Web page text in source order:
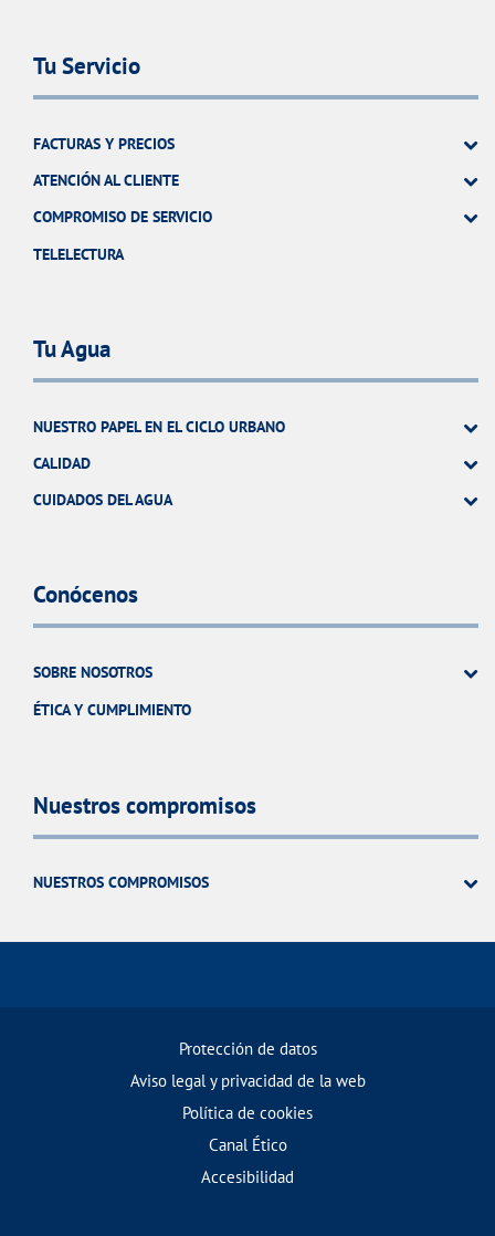
Tu Servicio
FACTURAS Y PRECIOS
ATENCIÓN AL CLIENTE
COMPROMISO DE SERVICIO
TELELECTURA
Tu Agua
NUESTRO PAPEL EN EL CICLO URBANO
CALIDAD
CUIDADOS DEL AGUA
Conócenos
SOBRE NOSOTROS
ÉTICA Y CUMPLIMIENTO
Nuestros compromisos
NUESTROS COMPROMISOS
Protección de datos
Aviso legal y privacidad de la web
Política de cookies
Canal Ético
Accesibilidad